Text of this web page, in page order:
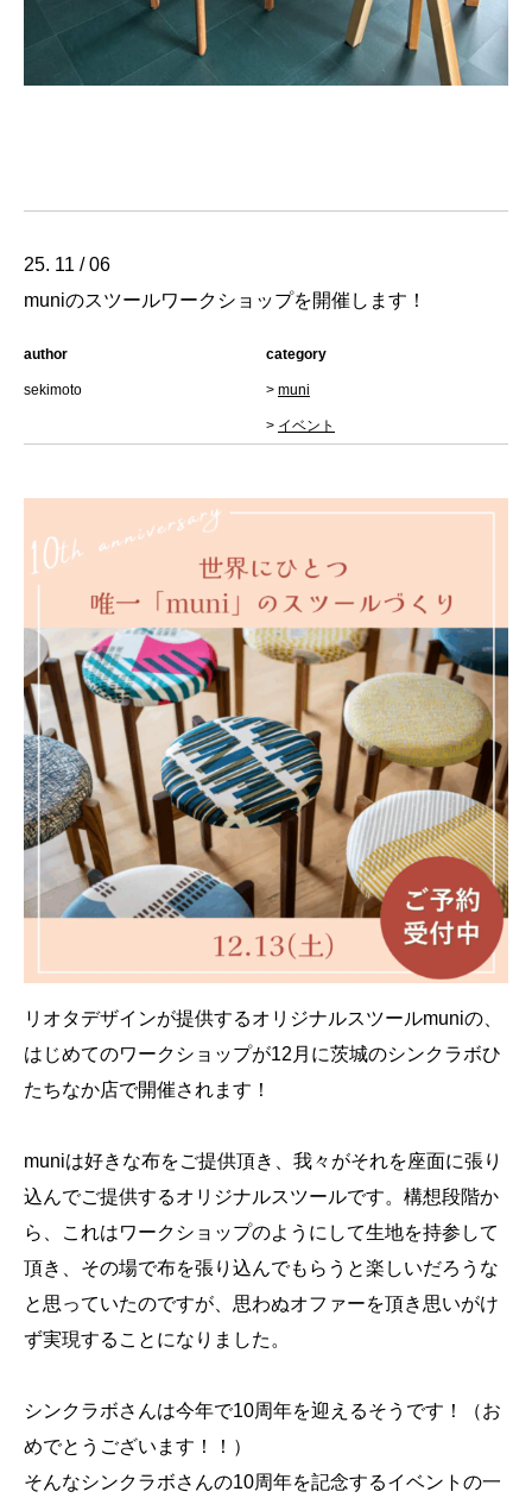
25. 11 / 06
muniのスツールワークショップを開催します！
author
sekimoto
category
> muni
> イベント
リオタデザインが提供するオリジナルスツールmuniの、
はじめてのワークショップが12月に茨城のシンクラボひ
たちなか店で開催されます！
muniは好きな布をご提供頂き、我々がそれを座面に張り
込んでご提供するオリジナルスツールです。構想段階か
ら、これはワークショップのようにして生地を持参して
頂き、その場で布を張り込んでもらうと楽しいだろうな
と思っていたのですが、思わぬオファーを頂き思いがけ
ず実現することになりました。
シンクラボさんは今年で10周年を迎えるそうです！（お
めでとうございます！！）
そんなシンクラボさんの10周年を記念するイベントの一